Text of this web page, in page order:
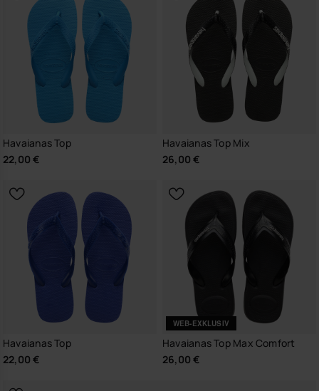
Havaianas Top
22,00 €
Havaianas Top Mix
26,00 €
Havaianas Top
22,00 €
WEB-EXKLUSIV
Havaianas Top Max Comfort
26,00 €